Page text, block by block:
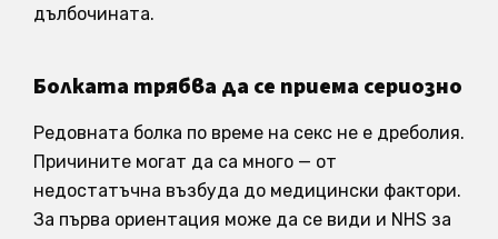
дълбочината.
Болката трябва да се приема сериозно
Редовната болка по време на секс не е дреболия.
Причините могат да са много — от
недостатъчна възбуда до медицински фактори.
За първа ориентация може да се види и NHS за